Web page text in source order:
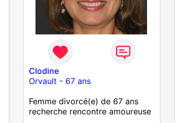
Clodine
Orvault - 67 ans
Femme divorcé(e) de 67 ans
recherche rencontre amoureuse